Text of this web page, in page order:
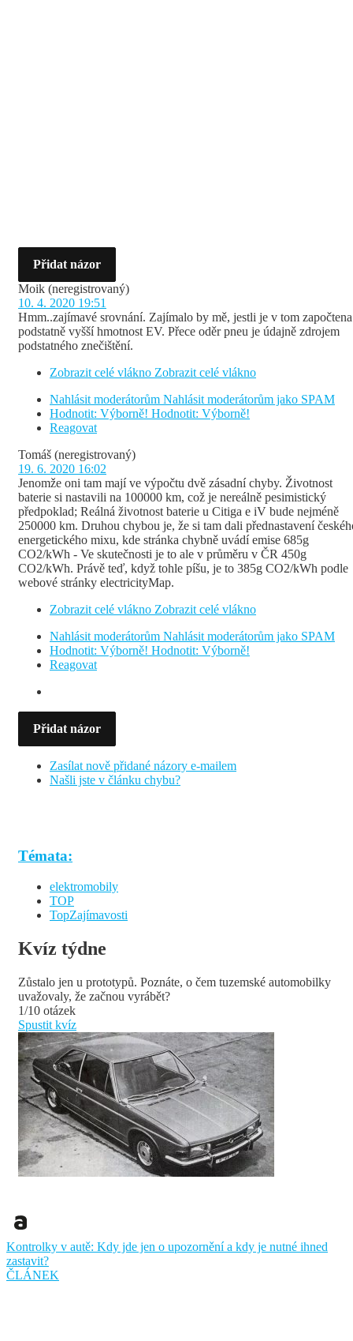
Přidat názor
Moik (neregistrovaný)
10. 4. 2020 19:51
Hmm..zajímavé srovnání. Zajímalo by mě, jestli je v tom
podstatně vyšší hmotnost EV. Přece oděr pneu je údajně zdrojem
podstatného znečištění.
Zobrazit celé vlákno Zobrazit celé vlákno
Nahlásit moderátorům Nahlásit moderátorům jako SPAM
Hodnotit: Výborně! Hodnotit: Výborně!
Reagovat
Tomáš (neregistrovaný)
19. 6. 2020 16:02
Jenomže oni tam mají ve výpočtu dvě zásadní chyby. Životnost
baterie si nastavili na 100000 km, což je nereálně pesimistický
předpoklad; Reálná životnost baterie u Citiga e iV bude nejméně
250000 km. Druhou chybou je, že si tam dali přednastavení
energetického mixu, kde stránka chybně uvádí emise 685g
CO2/kWh - Ve skutečnosti je to ale v průměru v ČR 450g
CO2/kWh. Právě teď, když tohle píšu, je to 385g CO2/kWh podle
webové stránky electricityMap.
Zobrazit celé vlákno Zobrazit celé vlákno
Nahlásit moderátorům Nahlásit moderátorům jako SPAM
Hodnotit: Výborně! Hodnotit: Výborně!
Reagovat
Přidat názor
Zasílat nově přidané názory e-mailem
Našli jste v článku chybu?
Témata:
elektromobily
TOP
TopZajímavosti
Kvíz týdne
Zůstalo jen u prototypů. Poznáte, o čem tuzemské automobilky
uvažovaly, že začnou vyrábět?
1/10 otázek
Spustit kvíz
Kontrolky v autě: Kdy jde jen o upozornění a kdy je nutné ihned
zastavit?
ČLÁNEK